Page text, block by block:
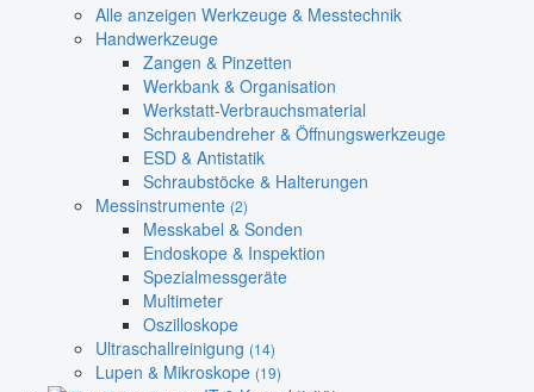
Alle anzeigen Werkzeuge & Messtechnik
Handwerkzeuge
Zangen & Pinzetten
Werkbank & Organisation
Werkstatt-Verbrauchsmaterial
Schraubendreher & Öffnungswerkzeuge
ESD & Antistatik
Schraubstöcke & Halterungen
Messinstrumente (2)
Messkabel & Sonden
Endoskope & Inspektion
Spezialmessgeräte
Multimeter
Oszilloskope
Ultraschallreinigung (14)
Lupen & Mikroskope (19)